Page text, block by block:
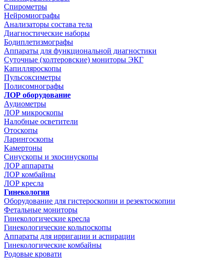
Спирометры
Нейромиографы
Анализаторы состава тела
Диагностические наборы
Бодиплетизмографы
Аппараты для функциональной диагностики
Суточные (холтеровские) мониторы ЭКГ
Капилляроскопы
Пульсоксиметры
Полисомнографы
ЛОР оборудование
Аудиометры
ЛОР микроскопы
Налобные осветители
Отоскопы
Ларингоскопы
Камертоны
Синускопы и эхосинускопы
ЛОР аппараты
ЛОР комбайны
ЛОР кресла
Гинекология
Оборудование для гистероскопии и резектоскопии
Фетальные мониторы
Гинекологические кресла
Гинекологические кольпоскопы
Аппараты для ирригации и аспирации
Гинекологические комбайны
Родовые кровати